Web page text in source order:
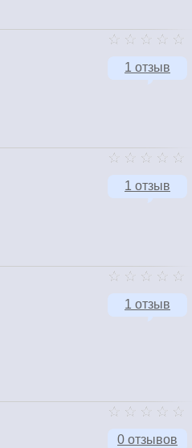
1 отзыв
1 отзыв
1 отзыв
0 отзывов